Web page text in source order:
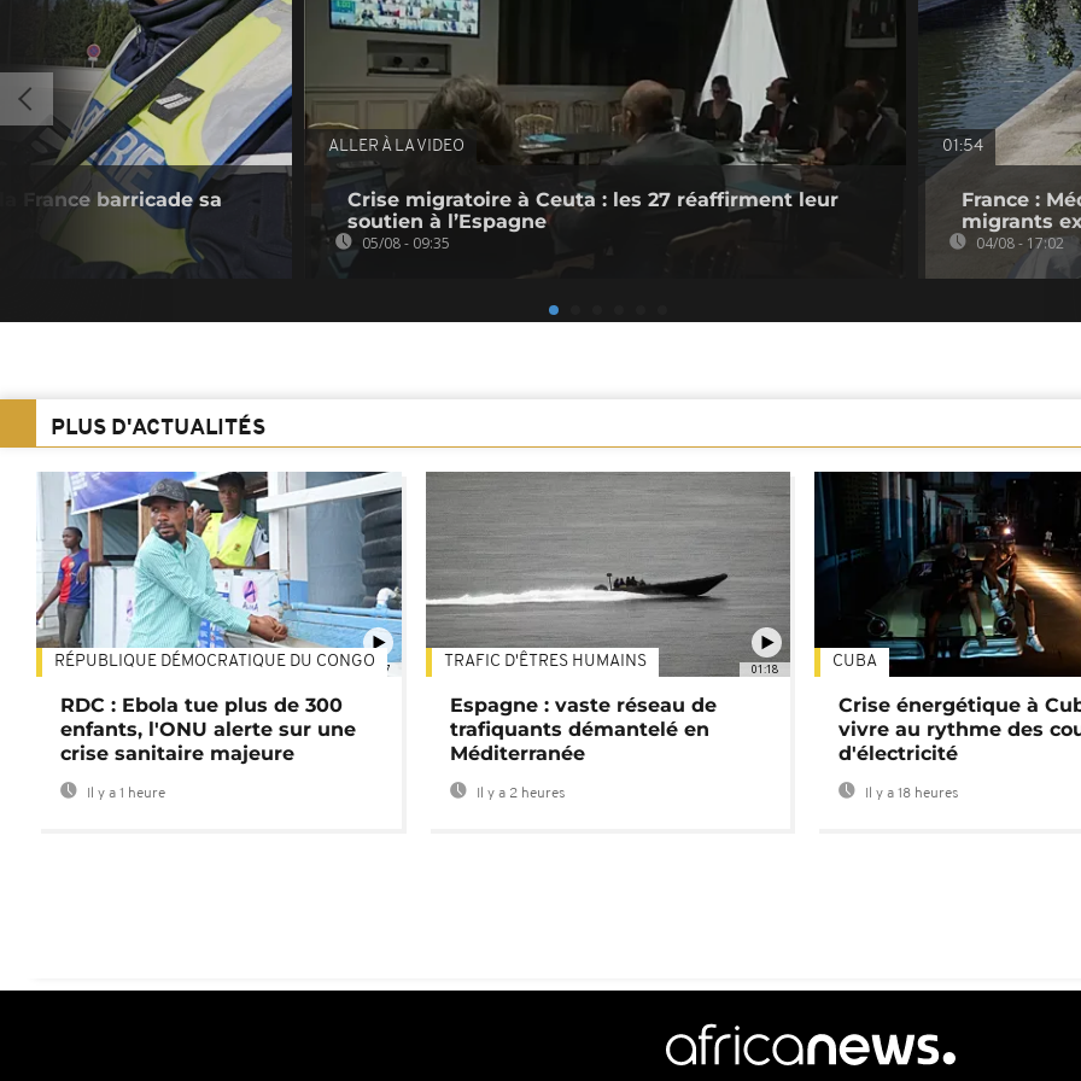
France barricade sa
ALLER À LA VIDEO
Crise migratoire à Ceuta : les 27 réaffirment leur
soutien à l’Espagne
05/08 - 09:35
01:54
France :
migrants
04/08 - 17:02
PLUS D'ACTUALITÉS
01:47
RÉPUBLIQUE DÉMOCRATIQUE DU CONGO
RDC : Ebola tue plus de 300
enfants, l'ONU alerte sur une
crise sanitaire majeure
Il y a 1 heure
01:18
TRAFIC D'ÊTRES HUMAINS
Espagne : vaste réseau de
trafiquants démantelé en
Méditerranée
Il y a 2 heures
CUBA
Crise énergétique à
vivre au rythme des
d'électricité
Il y a 18 heures